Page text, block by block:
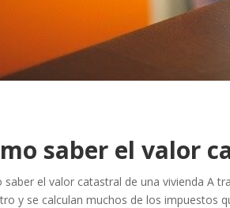
saber el valor
saber el valor catastral de una vivienda A
y se calculan muchos de los impuestos